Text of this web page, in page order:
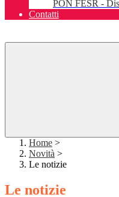
PON FESR -
Contatti
Home >
Novità >
Le notizie
Le notizie